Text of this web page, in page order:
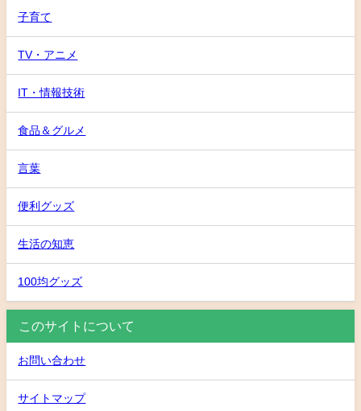
子育て
TV・アニメ
IT・情報技術
食品＆グルメ
言葉
便利グッズ
生活の知恵
100均グッズ
このサイトについて
お問い合わせ
サイトマップ